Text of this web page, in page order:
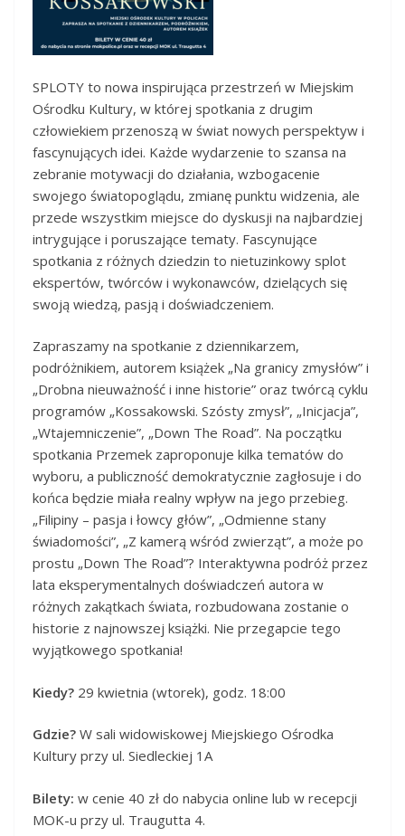
SPLOTY to nowa inspirująca przestrzeń w Miejskim
Ośrodku Kultury, w której spotkania z drugim
człowiekiem przenoszą w świat nowych perspektyw i
fascynujących idei. Każde wydarzenie to szansa na
zebranie motywacji do działania, wzbogacenie
swojego światopoglądu, zmianę punktu widzenia, ale
przede wszystkim miejsce do dyskusji na najbardziej
intrygujące i poruszające tematy. Fascynujące
spotkania z różnych dziedzin to nietuzinkowy splot
ekspertów, twórców i wykonawców, dzielących się
swoją wiedzą, pasją i doświadczeniem.
Zapraszamy na spotkanie z dziennikarzem,
podróżnikiem, autorem książek „Na granicy zmysłów” i
„Drobna nieuważność i inne historie” oraz twórcą cyklu
programów „Kossakowski. Szósty zmysł”, „Inicjacja”,
„Wtajemniczenie”, „Down The Road”. Na początku
spotkania Przemek zaproponuje kilka tematów do
wyboru, a publiczność demokratycznie zagłosuje i do
końca będzie miała realny wpływ na jego przebieg.
„Filipiny – pasja i łowcy głów”, „Odmienne stany
świadomości”, „Z kamerą wśród zwierząt”, a może po
prostu „Down The Road”? Interaktywna podróż przez
lata eksperymentalnych doświadczeń autora w
różnych zakątkach świata, rozbudowana zostanie o
historie z najnowszej książki. Nie przegapcie tego
wyjątkowego spotkania!
Kiedy? 29 kwietnia (wtorek), godz. 18:00
Gdzie? W sali widowiskowej Miejskiego Ośrodka
Kultury przy ul. Siedleckiej 1A
Bilety: w cenie 40 zł do nabycia online lub w recepcji
MOK-u przy ul. Traugutta 4.